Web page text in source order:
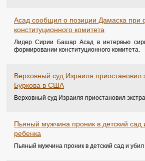
Асад сообщил о позиции Дамаска при
конституционного комитета
Лидер Сирии Башар Асад в интервью
формировании конституционного комитета.
Верховный суд Израиля приостановил
Буркова в США
Верховный суд Израиля приостановил
Пьяный мужчина проник в детский сад
ребенка
Пьяный мужчина проник в детский сад и